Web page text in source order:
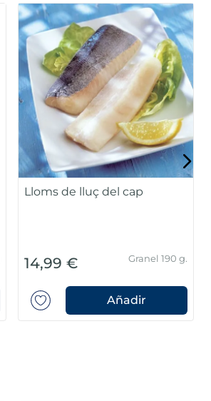
Lloms de lluç del cap
14,99 € Granel 190 g.
Añadir